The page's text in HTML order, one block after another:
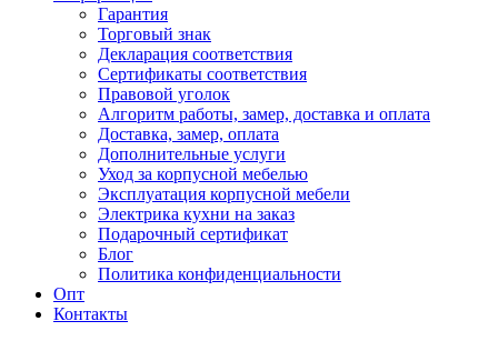
Гарантия
Торговый знак
Декларация соответствия
Сертификаты соответствия
Правовой уголок
Алгоритм работы, замер, доставка и оплата
Доставка, замер, оплата
Дополнительные услуги
Уход за корпусной мебелью
Эксплуатация корпусной мебели
Электрика кухни на заказ
Подарочный сертификат
Блог
Политика конфиденциальности
Опт
Контакты